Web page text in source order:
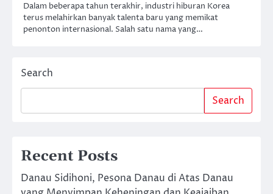
Dalam beberapa tahun terakhir, industri hiburan Korea
terus melahirkan banyak talenta baru yang memikat
penonton internasional. Salah satu nama yang…
Search
Search
Recent Posts
Danau Sidihoni, Pesona Danau di Atas Danau